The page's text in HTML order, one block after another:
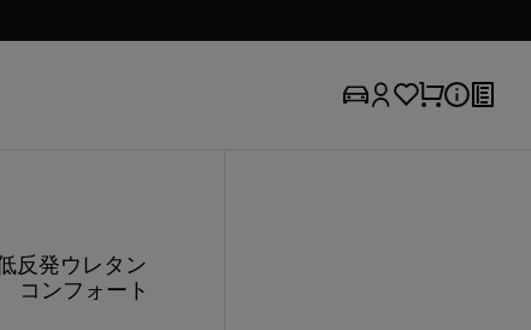
反発ウレタン
コンフォート